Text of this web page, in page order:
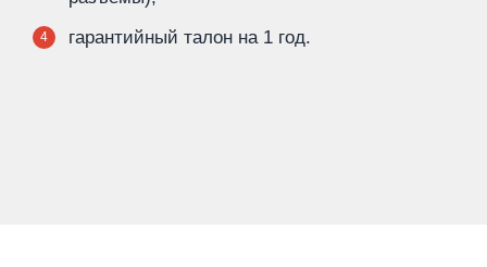
4 гарантийный талон на 1 год.